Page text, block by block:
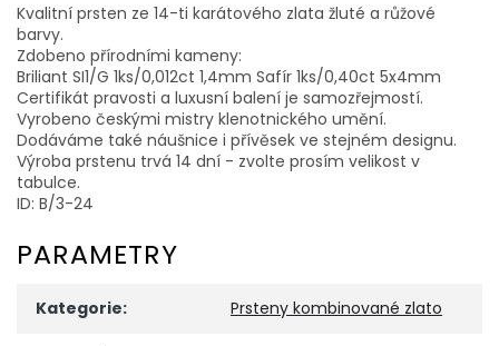
Kvalitní prsten ze 14-ti karátového zlata žluté a růžové
barvy.
Zdobeno přírodními kameny:
Briliant SI1/G 1ks/0,012ct 1,4mm Safír 1ks/0,40ct 5x4mm
Certifikát pravosti a luxusní balení je samozřejmostí.
Vyrobeno českými mistry klenotnického umění.
Dodáváme také náušnice i přívěsek ve stejném designu.
Výroba prstenu trvá 14 dní - zvolte prosím velikost v
tabulce.
ID: B/3-24
PARAMETRY
Kategorie: Prsteny kombinované zlato